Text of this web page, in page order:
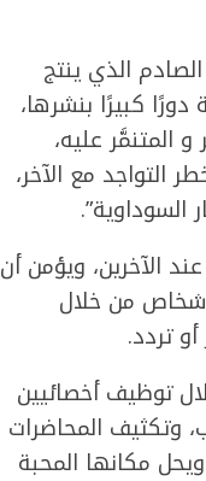
الذي ينتج
كبيرًا بنشرها،
عليه،
التواجد مع الآخر،
السوداوية”.
الآخرين، ويؤمن أن
من خلال
تردد.
توظيف أخصائيين
وتكثيف المحاضرات
مكانها المحبة